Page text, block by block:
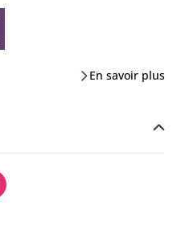
En savoir plus